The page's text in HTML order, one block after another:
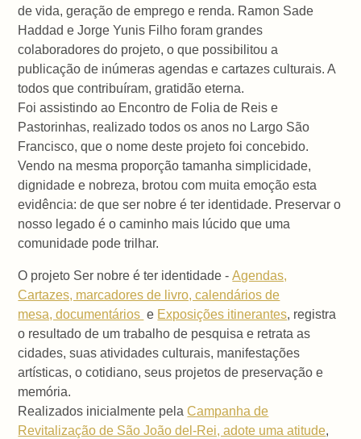
de vida, geração de emprego e renda. Ramon Sade
Haddad e Jorge Yunis Filho foram grandes
colaboradores do projeto, o que possibilitou a
publicação de inúmeras agendas e cartazes culturais. A
todos que contribuíram, gratidão eterna.
Foi assistindo ao Encontro de Folia de Reis e
Pastorinhas, realizado todos os anos no Largo São
Francisco, que o nome deste projeto foi concebido.
Vendo na mesma proporção tamanha simplicidade,
dignidade e nobreza, brotou com muita emoção esta
evidência: de que ser nobre é ter identidade. Preservar o
nosso legado é o caminho mais lúcido que uma
comunidade pode trilhar.
O projeto Ser nobre é ter identidade -Agendas,
Cartazes, marcadores de livro, calendários de
mesa, documentários e Exposições itinerantes, registra
o resultado de um trabalho de pesquisa e retrata as
cidades, suas atividades culturais, manifestações
artísticas, o cotidiano, seus projetos de preservação e
memória.
Realizados inicialmente pelaCampanha de
Revitalização de São João del-Rei, adote uma atitude,